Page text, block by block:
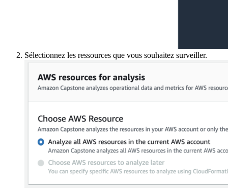
Sélectionnez les ressources que vous souhaitez surveiller.